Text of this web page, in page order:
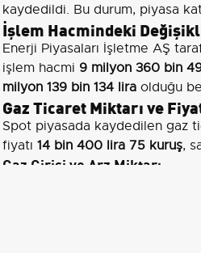
kaydedildi. Bu durum, piyasa
İşlem Hacmindeki
Enerji Piyasaları İşletme AŞ
işlem hacmi 9 milyon 360 bin
milyon 139 bin 134 lira olduğu
Gaz Ticaret Miktarı ve
Spot piyasada kaydedilen gaz
fiyatı 14 bin 400 lira 75 kuruş,
Gaz Girişi ve Arz Miktarı